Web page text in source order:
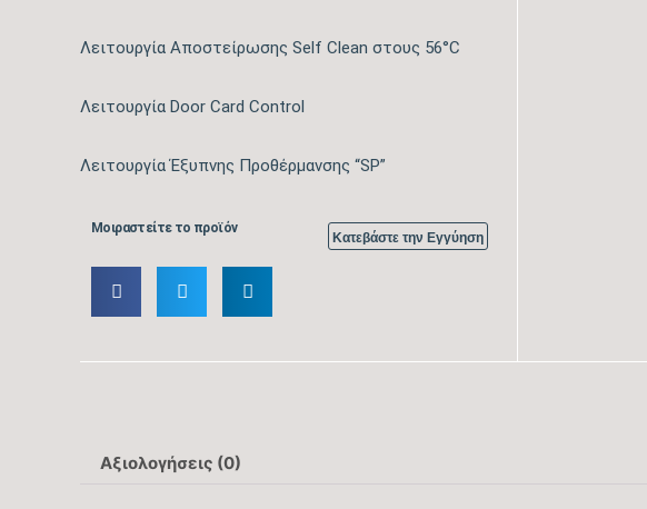
Λειτουργία Αποστείρωσης Self Clean στους 56°C
Λειτουργία Door Card Control
Λειτουργία Έξυπνης Προθέρμανσης “SP”
Μοιραστείτε το προϊόν
Κατεβάστε την Εγγύηση
Αξιολογήσεις (0)